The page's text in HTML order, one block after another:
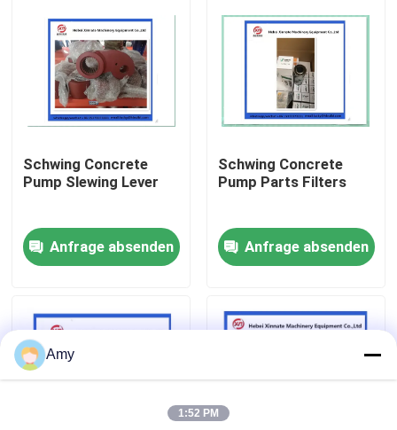
Videos
Über uns
Kontakt
Betonpumpe-Teile Putzmeister
Betonpumpe-Teile Schwing
Schwing Concrete
Pump Slewing Lever
Anfrage absenden
Schwing Concrete
Pump Parts Filters
Anfrage absenden
Amy
1:52 PM